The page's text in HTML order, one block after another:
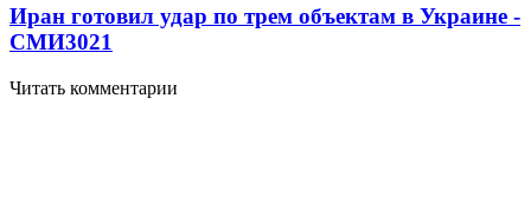
Иран готовил удар по трем объектам в Украине -
СМИ3021
Читать комментарии